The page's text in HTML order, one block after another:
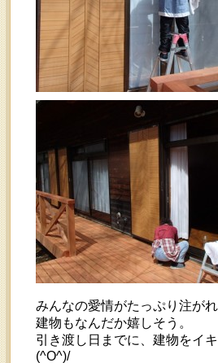
みんなの愛情がたっぷり注がれ
建物もなんだか嬉しそう。
引き渡し日までに、建物をイ
(^O^)/